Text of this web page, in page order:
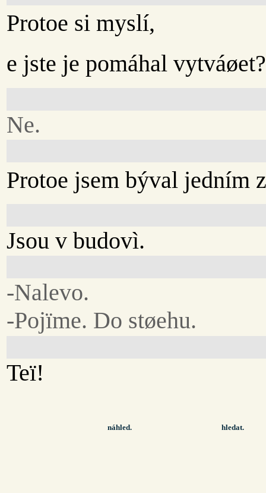
Protoe si myslí,
e jste je pomáhal vytváøet?
Ne.
Protoe jsem býval jedním
Jsou v budovì.
-Nalevo.
-Pojïme. Do støehu.
Teï!
náhled. hledat.